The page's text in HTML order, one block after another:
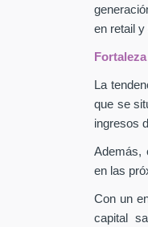
en retail y
La
que se
ingresos
Además,
en las
Con un
capital